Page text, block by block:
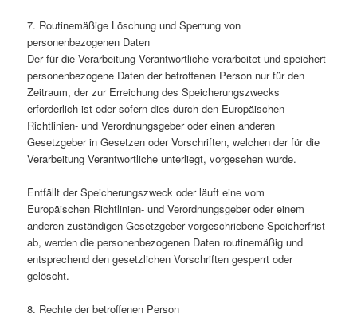
7. Routinemäßige Löschung und Sperrung von
personenbezogenen Daten
Der für die Verarbeitung Verantwortliche verarbeitet und speichert
personenbezogene Daten der betroffenen Person nur für den
Zeitraum, der zur Erreichung des Speicherungszwecks
erforderlich ist oder sofern dies durch den Europäischen
Richtlinien- und Verordnungsgeber oder einen anderen
Gesetzgeber in Gesetzen oder Vorschriften, welchen der für die
Verarbeitung Verantwortliche unterliegt, vorgesehen wurde.
Entfällt der Speicherungszweck oder läuft eine vom
Europäischen Richtlinien- und Verordnungsgeber oder einem
anderen zuständigen Gesetzgeber vorgeschriebene Speicherfrist
ab, werden die personenbezogenen Daten routinemäßig und
entsprechend den gesetzlichen Vorschriften gesperrt oder
gelöscht.
8. Rechte der betroffenen Person